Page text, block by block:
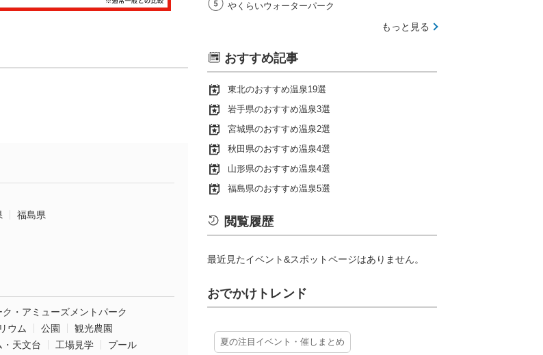
福島県
ク・アミューズメントパーク
ウム 公園
観光農園
・天文台 工場見学
プール
やくらいウォーターパーク
もっと見る
おすすめ記事
東北のおすすめ温泉19選
岩手県のおすすめ温泉3選
宮城県のおすすめ温泉2選
秋田県のおすすめ温泉4選
山形県のおすすめ温泉4選
福島県のおすすめ温泉5選
閲覧履歴
最近見たイベント&スポットページはありません。
おでかけトレンド
夏の注目イベント・催しまとめ